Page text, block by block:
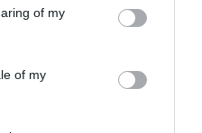
behaviour. You may click to
and its third-party tags to
purposes in below Google
of my
of my
sem tudtunk:
fedezett fel a NASA